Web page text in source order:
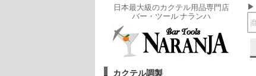
日本最大級のカクテル用品専門店
バー・ツール ナランハ
カクテル調製